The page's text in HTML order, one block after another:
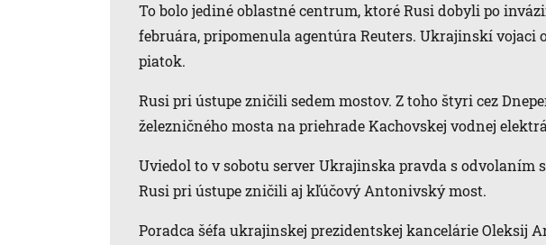
To bolo jediné oblastné centrum, ktoré Rusi dobyli po
februára, pripomenula agentúra Reuters. Ukrajinskí vojaci
piatok.
Rusi pri ústupe zničili sedem mostov. Z toho štyri cez
železničného mosta na priehrade Kachovskej vodnej
Uviedol to v sobotu server Ukrajinska pravda s odvolaním
Rusi pri ústupe zničili aj kľúčový Antonivský most.
Poradca šéfa ukrajinskej prezidentskej kancelárie Oleksij